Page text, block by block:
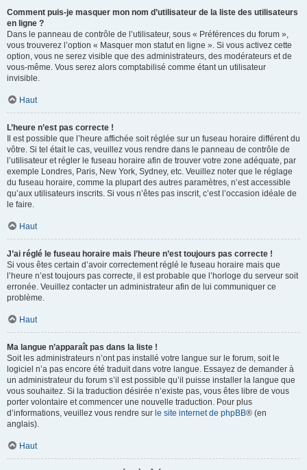
Comment puis-je masquer mon nom d’utilisateur de la liste des utilisateurs
en ligne ?
Dans le panneau de contrôle de l’utilisateur, sous « Préférences du forum »,
vous trouverez l’option « Masquer mon statut en ligne ». Si vous activez cette
option, vous ne serez visible que des administrateurs, des modérateurs et de
vous-même. Vous serez alors comptabilisé comme étant un utilisateur
invisible.
Haut
L’heure n’est pas correcte !
Il est possible que l’heure affichée soit réglée sur un fuseau horaire différent du
vôtre. Si tel était le cas, veuillez vous rendre dans le panneau de contrôle de
l’utilisateur et régler le fuseau horaire afin de trouver votre zone adéquate, par
exemple Londres, Paris, New York, Sydney, etc. Veuillez noter que le réglage
du fuseau horaire, comme la plupart des autres paramètres, n’est accessible
qu’aux utilisateurs inscrits. Si vous n’êtes pas inscrit, c’est l’occasion idéale de
le faire.
Haut
J’ai réglé le fuseau horaire mais l’heure n’est toujours pas correcte !
Si vous êtes certain d’avoir correctement réglé le fuseau horaire mais que
l’heure n’est toujours pas correcte, il est probable que l’horloge du serveur soit
erronée. Veuillez contacter un administrateur afin de lui communiquer ce
problème.
Haut
Ma langue n’apparaît pas dans la liste !
Soit les administrateurs n’ont pas installé votre langue sur le forum, soit le
logiciel n’a pas encore été traduit dans votre langue. Essayez de demander à
un administrateur du forum s’il est possible qu’il puisse installer la langue que
vous souhaitez. Si la traduction désirée n’existe pas, vous êtes libre de vous
porter volontaire et commencer une nouvelle traduction. Pour plus
d’informations, veuillez vous rendre sur le site internet de phpBB® (en
anglais).
Haut